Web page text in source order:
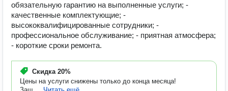
обязательную гарантию на выполненные услуги; -
качественные комплектующие; -
высококвалифицированные сотрудники; -
профессиональное обслуживание; - приятная атмосфера;
- короткие сроки ремонта.
Скидка 20%
Цены на услуги снижены только до конца месяца!